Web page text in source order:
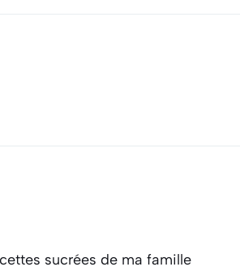
sucrées de ma famille